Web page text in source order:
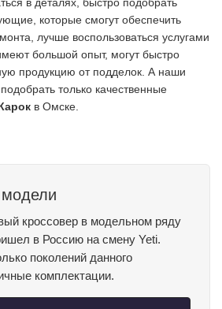
которые смогут обеспечить
лучше воспользоваться услугами
большой опыт, могут быстро
продукцию от подделок. А наши
только качественные
в Омске.
кроссовер в модельном ряду
в Россию на смену Yeti.
поколений данного
комплектации.